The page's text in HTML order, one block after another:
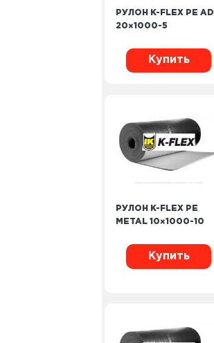
РУЛОН K-FLEX PE AD
20×1000-5
Купить
РУЛОН K-FLEX PE
METAL 10×1000-10
Купить